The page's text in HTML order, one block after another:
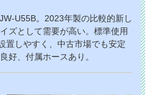
U55B。2023年製の比較的新し
ズとして需要が高い。標準使用
置しやすく、中古市場でも安定
好、付属ホースあり。